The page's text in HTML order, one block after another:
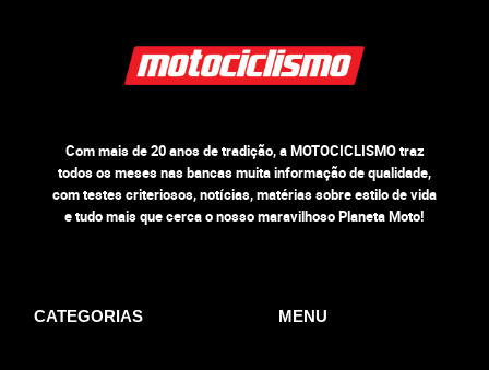
Com mais de 20 anos de tradição, a MOTOCICLISMO traz
todos os meses nas bancas muita informação de qualidade,
com testes criteriosos, notícias, matérias sobre estilo de vida
e tudo mais que cerca o nosso maravilhoso Planeta Moto!
CATEGORIAS MENU